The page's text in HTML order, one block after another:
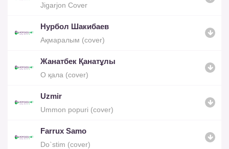
Jigarjon Cover
Нурбол Шакибаев
Ақмаралым (cover)
Жанатбек Қанатұлы
О қала (cover)
Uzmir
Ummon popuri (cover)
Farrux Samo
Do`stim (cover)